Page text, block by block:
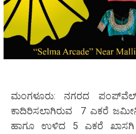
ಮಂಗಳೂರು: ನಗರದ
ಕಾದಿರಿಸಲಾಗಿರುವ 7 ಎಕರೆ
ಹಾಗೂ ಉಳಿದ 5 ಎಕರೆ ಖಾಸಗಿ